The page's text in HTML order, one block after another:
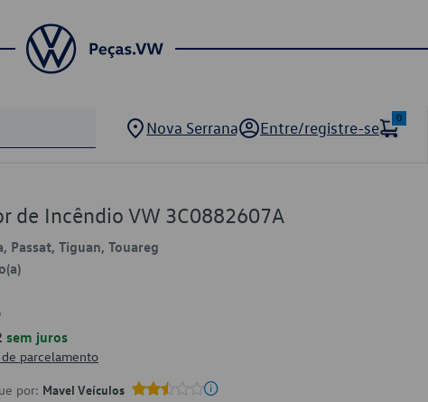
Nova Serrana Entre/registre-se
0
de Incêndio VW 3C0882607A
Passat, Tiguan, Touareg
sem juros
parcelamento
por: Mavel Veículos